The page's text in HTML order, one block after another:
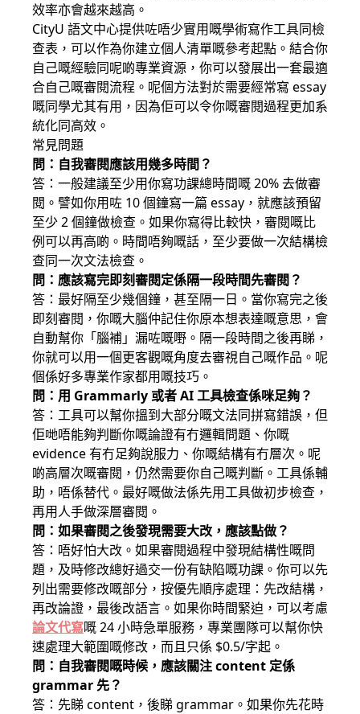
效率亦會越來越高。
CityU 語文中心提供咗唔少實用嘅學術寫作工具同檢
查表，可以作為你建立個人清單嘅參考起點。結合你
自己嘅經驗同呢啲專業資源，你可以發展出一套最適
合自己嘅審閱流程。呢個方法對於需要經常寫 essay
嘅同學尤其有用，因為佢可以令你嘅審閱過程更加系
統化同高效。
常見問題
問：自我審閱應該用幾多時間？
答：一般建議至少用你寫功課總時間嘅 20% 去做審
閱。譬如你用咗 10 個鐘寫一篇 essay，就應該預留
至少 2 個鐘做檢查。如果你寫得比較快，審閱嘅比
例可以再高啲。時間唔夠嘅話，至少要做一次結構檢
查同一次文法檢查。
問：應該寫完即刻審閱定係隔一段時間先審閱？
答：最好隔至少幾個鐘，甚至隔一日。當你寫完之後
即刻審閱，你嘅大腦仲記住你原本想表達嘅意思，會
自動幫你「腦補」漏咗嘅嘢。隔一段時間之後再睇，
你就可以用一個更客觀嘅角度去審視自己嘅作品。呢
個係好多專業作家都用嘅技巧。
問：用 Grammarly 或者 AI 工具檢查係咪足夠？
答：工具可以幫你搵到大部分嘅文法同拼寫錯誤，但
佢哋唔能夠判斷你嘅論證有冇邏輯問題、你嘅
evidence 有冇足夠說服力、你嘅結構有冇層次。呢
啲高層次嘅審閱，仍然需要你自己嘅判斷。工具係輔
助，唔係替代。最好嘅做法係先用工具做初步檢查，
再用人手做深層審閱。
問：如果審閱之後發現需要大改，應該點做？
答：唔好怕大改。如果審閱過程中發現結構性嘅問
題，及時修改總好過交一份有缺陷嘅功課。你可以先
列出需要修改嘅部分，按優先順序處理：先改結構，
再改論證，最後改語言。如果你時間緊迫，可以考慮
論文代寫嘅 24 小時急單服務，專業團隊可以幫你快
速處理大範圍嘅修改，而且只係 $0.5/字起。
問：自我審閱嘅時候，應該關注 content 定係
grammar 先？
答：先睇 content，後睇 grammar。如果你先花時